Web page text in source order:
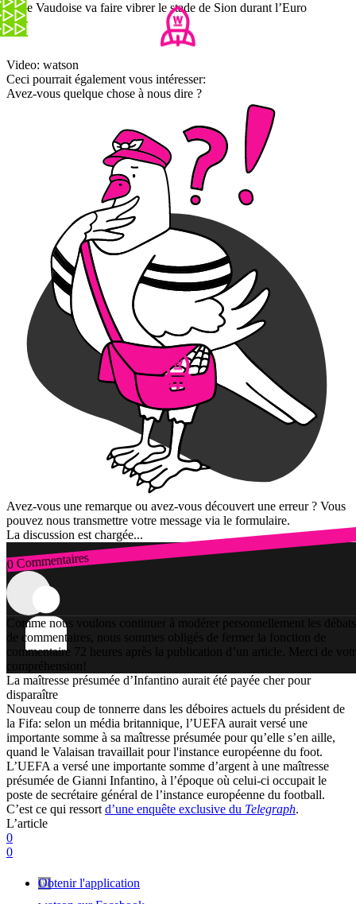
Cette Vaudoise va faire vibrer le stade de Sion durant l’Euro
Video: watson
Ceci pourrait également vous intéresser:
Avez-vous quelque chose à nous dire ?
Avez-vous une remarque ou avez-vous découvert une erreur ? Vous
pouvez nous transmettre votre message via le formulaire.
La discussion est chargée...
0 Commentaires
Connexion
Comme nous voulons continuer à modérer personnellement les débats
de commentaires, nous sommes obligés de fermer la fonction de
commentaire 72 heures après la publication d’un article. Merci de
compréhension!
La maîtresse présumée d’Infantino aurait été payée cher pour
disparaître
Nouveau coup de tonnerre dans les déboires actuels du président de
la Fifa: selon un média britannique, l’UEFA aurait versé une
importante somme à sa maîtresse présumée pour qu’elle s’en aille,
quand le Valaisan travaillait pour l'instance européenne du foot.
L’UEFA a versé une importante somme d’argent à une maîtresse
présumée de Gianni Infantino, à l’époque où celui-ci occupait le
poste de secrétaire général de l’instance européenne du football.
C’est ce qui ressort d’une enquête exclusive du Telegraph.
L’article
0
0
Obtenir l'application